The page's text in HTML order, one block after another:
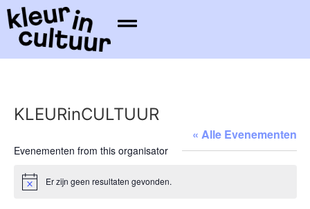
KLEURinCULTUUR
« Alle Evenementen
Evenementen from this organisator
BerichtEr zijn geen resultaten gevonden.